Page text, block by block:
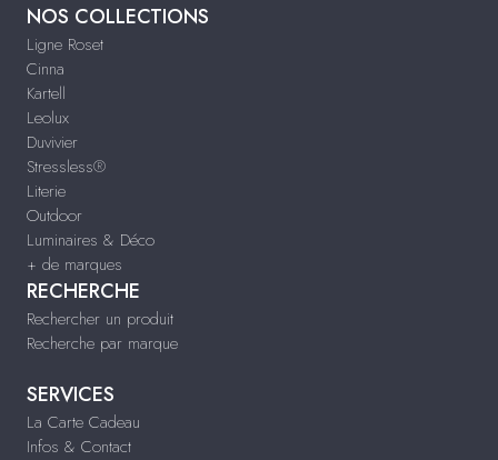
NOS COLLECTIONS
Ligne Roset
Cinna
Kartell
Leolux
Duvivier
Stressless®
Literie
Outdoor
Luminaires & Déco
+ de marques
RECHERCHE
Rechercher un produit
Recherche par marque
SERVICES
La Carte Cadeau
Infos & Contact